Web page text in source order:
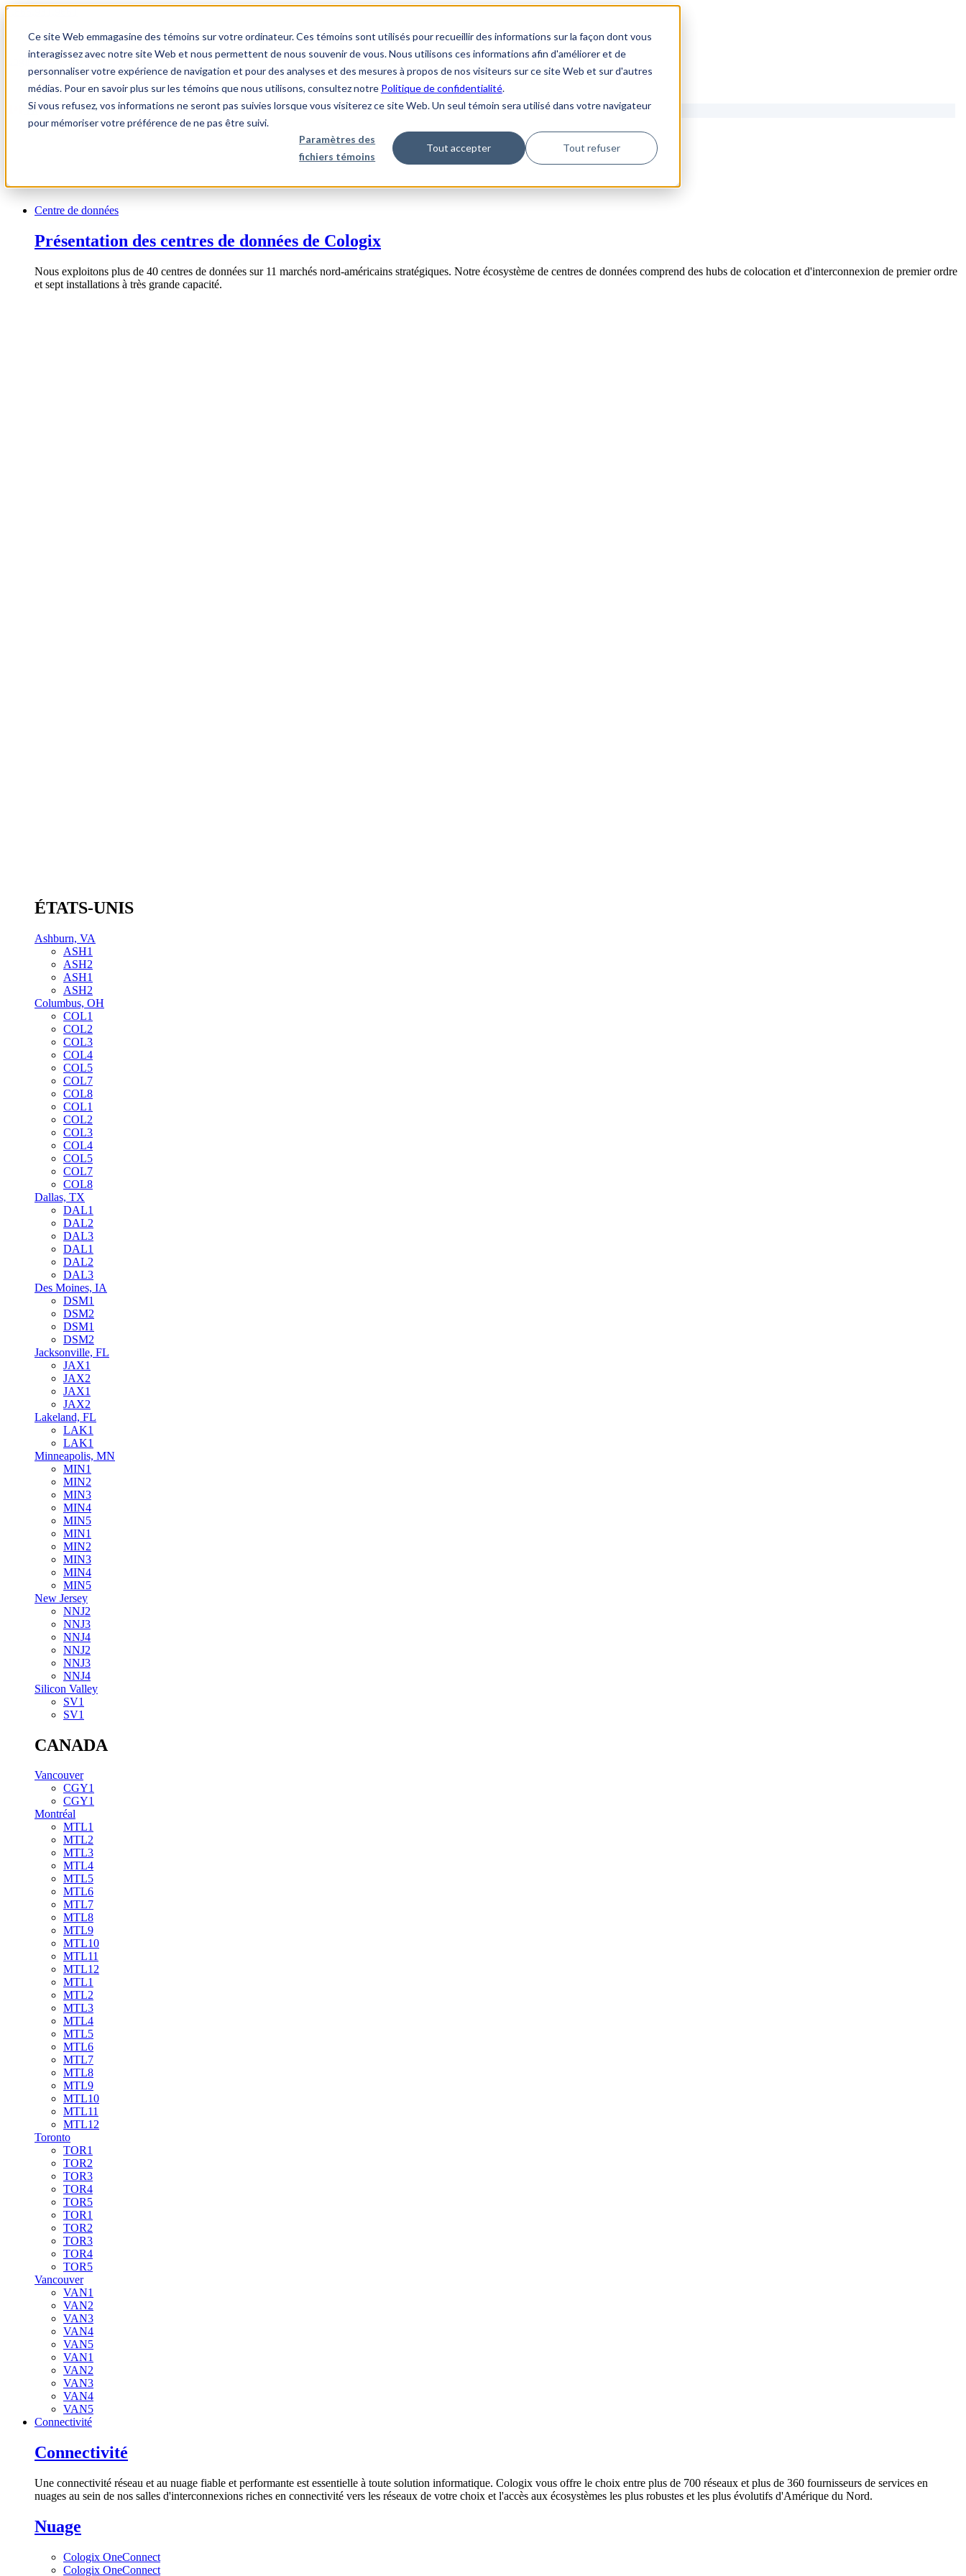
Ce site Web emmagasine des témoins sur votre ordinateur. Ces témoins sont utilisés pour recueillir des informations sur la façon dont vous
interagissez avec notre site Web et nous permettent de nous souvenir de vous. Nous utilisons ces informations afin d'améliorer et de
personnaliser votre expérience de navigation et pour des analyses et des mesures à propos de nos visiteurs sur ce site Web et sur d'autres
médias. Pour en savoir plus sur les témoins que nous utilisons, consultez notre Politique de confidentialité.
Si vous refusez, vos informations ne seront pas suivies lorsque vous visiterez ce site Web. Un seul témoin sera utilisé dans votre navigateur
pour mémoriser votre préférence de ne pas être suivi.
Paramètres des
fichiers témoins
Tout accepter Tout refuser
1.866.931.9661
Login
FR
Centre de données
Présentation des centres de données de Cologix
Nous exploitons plus de 40 centres de données sur 11 marchés nord-américains stratégiques. Notre écosystème de centres de données comprend des hubs de colocation et d'interconnexion de premier ordre
et sept installations à très grande capacité.
ÉTATS-UNIS
Ashburn, VA
ASH1
ASH2
ASH1
ASH2
Columbus, OH
COL1
COL2
COL3
COL4
COL5
COL7
COL8
COL1
COL2
COL3
COL4
COL5
COL7
COL8
Dallas, TX
DAL1
DAL2
DAL3
DAL1
DAL2
DAL3
Des Moines, IA
DSM1
DSM2
DSM1
DSM2
Jacksonville, FL
JAX1
JAX2
JAX1
JAX2
Lakeland, FL
LAK1
LAK1
Minneapolis, MN
MIN1
MIN2
MIN3
MIN4
MIN5
MIN1
MIN2
MIN3
MIN4
MIN5
New Jersey
NNJ2
NNJ3
NNJ4
NNJ2
NNJ3
NNJ4
Silicon Valley
SV1
SV1
CANADA
Vancouver
CGY1
CGY1
Montréal
MTL1
MTL2
MTL3
MTL4
MTL5
MTL6
MTL7
MTL8
MTL9
MTL10
MTL11
MTL12
MTL1
MTL2
MTL3
MTL4
MTL5
MTL6
MTL7
MTL8
MTL9
MTL10
MTL11
MTL12
Toronto
TOR1
TOR2
TOR3
TOR4
TOR5
TOR1
TOR2
TOR3
TOR4
TOR5
Vancouver
VAN1
VAN2
VAN3
VAN4
VAN5
VAN1
VAN2
VAN3
VAN4
VAN5
Connectivité
Connectivité
Une connectivité réseau et au nuage fiable et performante est essentielle à toute solution informatique. Cologix vous offre le choix entre plus de 700 réseaux et plus de 360 fournisseurs de services en
nuages au sein de nos salles d'interconnexions riches en connectivité vers les réseaux de votre choix et l'accès aux écosystèmes les plus robustes et les plus évolutifs d'Amérique du Nord.
Nuage
Cologix OneConnect
Cologix OneConnect